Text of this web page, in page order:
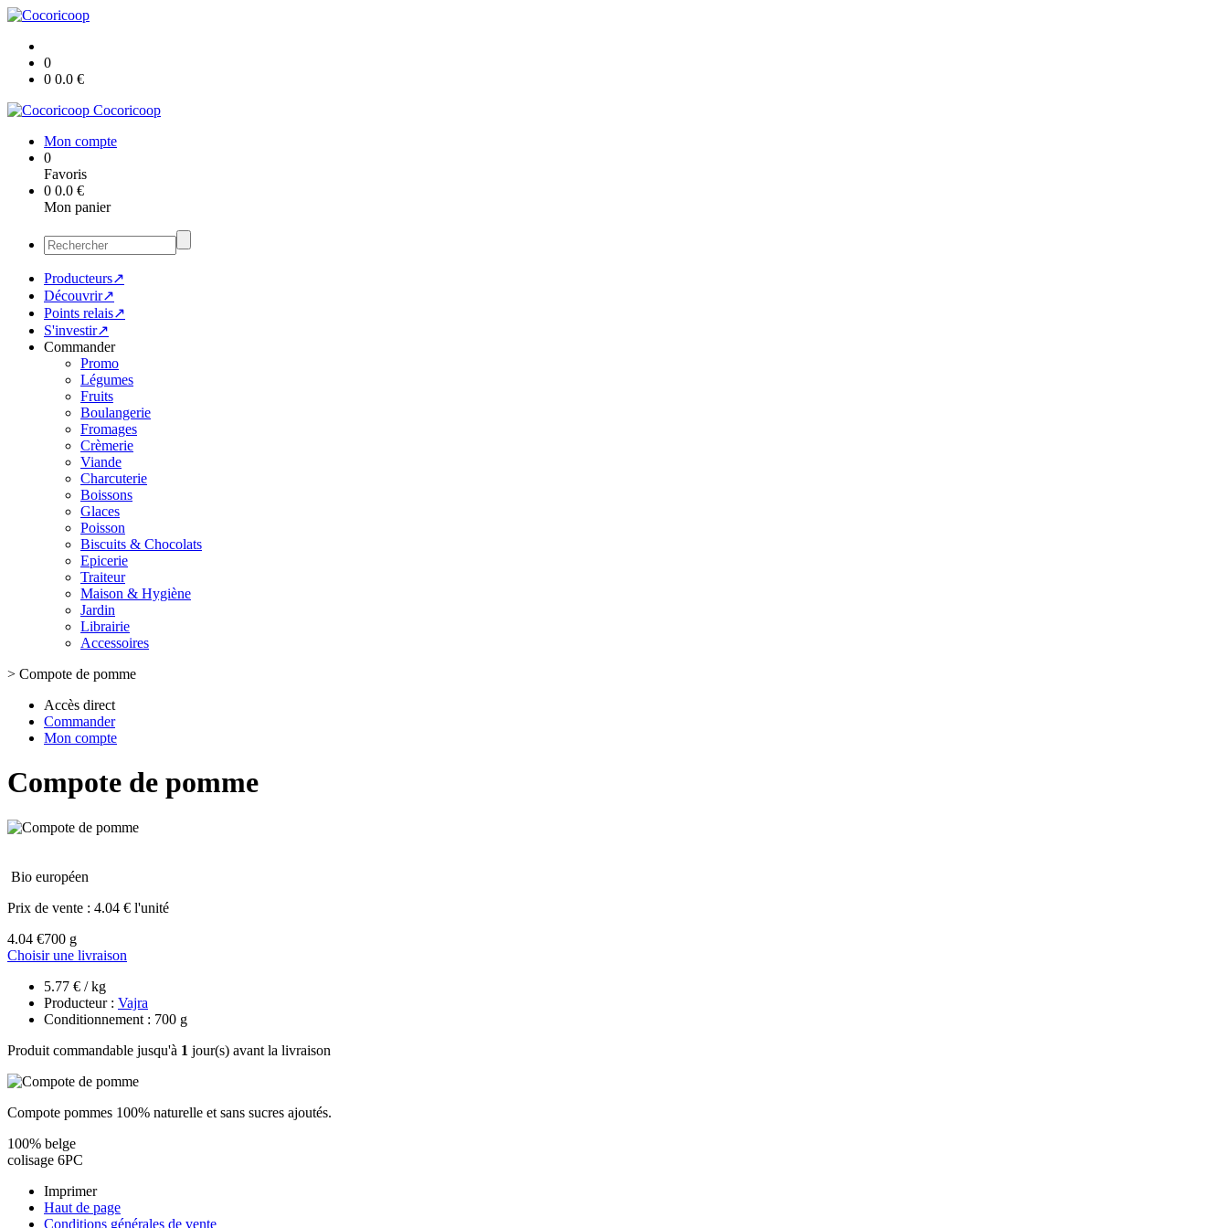
0
0 0.0 €
Cocoricoop
Mon compte
0
Favoris
0 0.0 €
Mon panier
Producteurs↗
Découvrir↗
Points relais↗
S'investir↗
Commander
Promo
Légumes
Fruits
Boulangerie
Fromages
Crèmerie
Viande
Charcuterie
Boissons
Glaces
Poisson
Biscuits & Chocolats
Epicerie
Traiteur
Maison & Hygiène
Jardin
Librairie
Accessoires
> Compote de pomme
Accès direct
Commander
Mon compte
Compote de pomme
Bio européen
Prix de vente : 4.04 € l'unité
4.04 €700 g
Choisir une livraison
5.77 € / kg
Producteur : Vajra
Conditionnement : 700 g
Produit commandable jusqu'à 1 jour(s) avant la livraison
Compote pommes 100% naturelle et sans sucres ajoutés.
100% belge
colisage 6PC
Imprimer
Haut de page
Conditions générales de vente